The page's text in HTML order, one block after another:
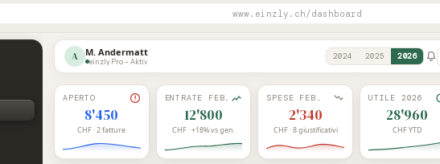
www.einzly.ch/dashboard
A M. Andermatt
einzly Pro – Aktiv
2024 2025 2026
APERTO
8'450
CHF · 2 fatture
ENTRATE FEB.
12'800
CHF · +18% vs gen.
SPESE FEB.
2'340
CHF · 8 giustificativi
UTILE 2026
28'960
CHF YTD